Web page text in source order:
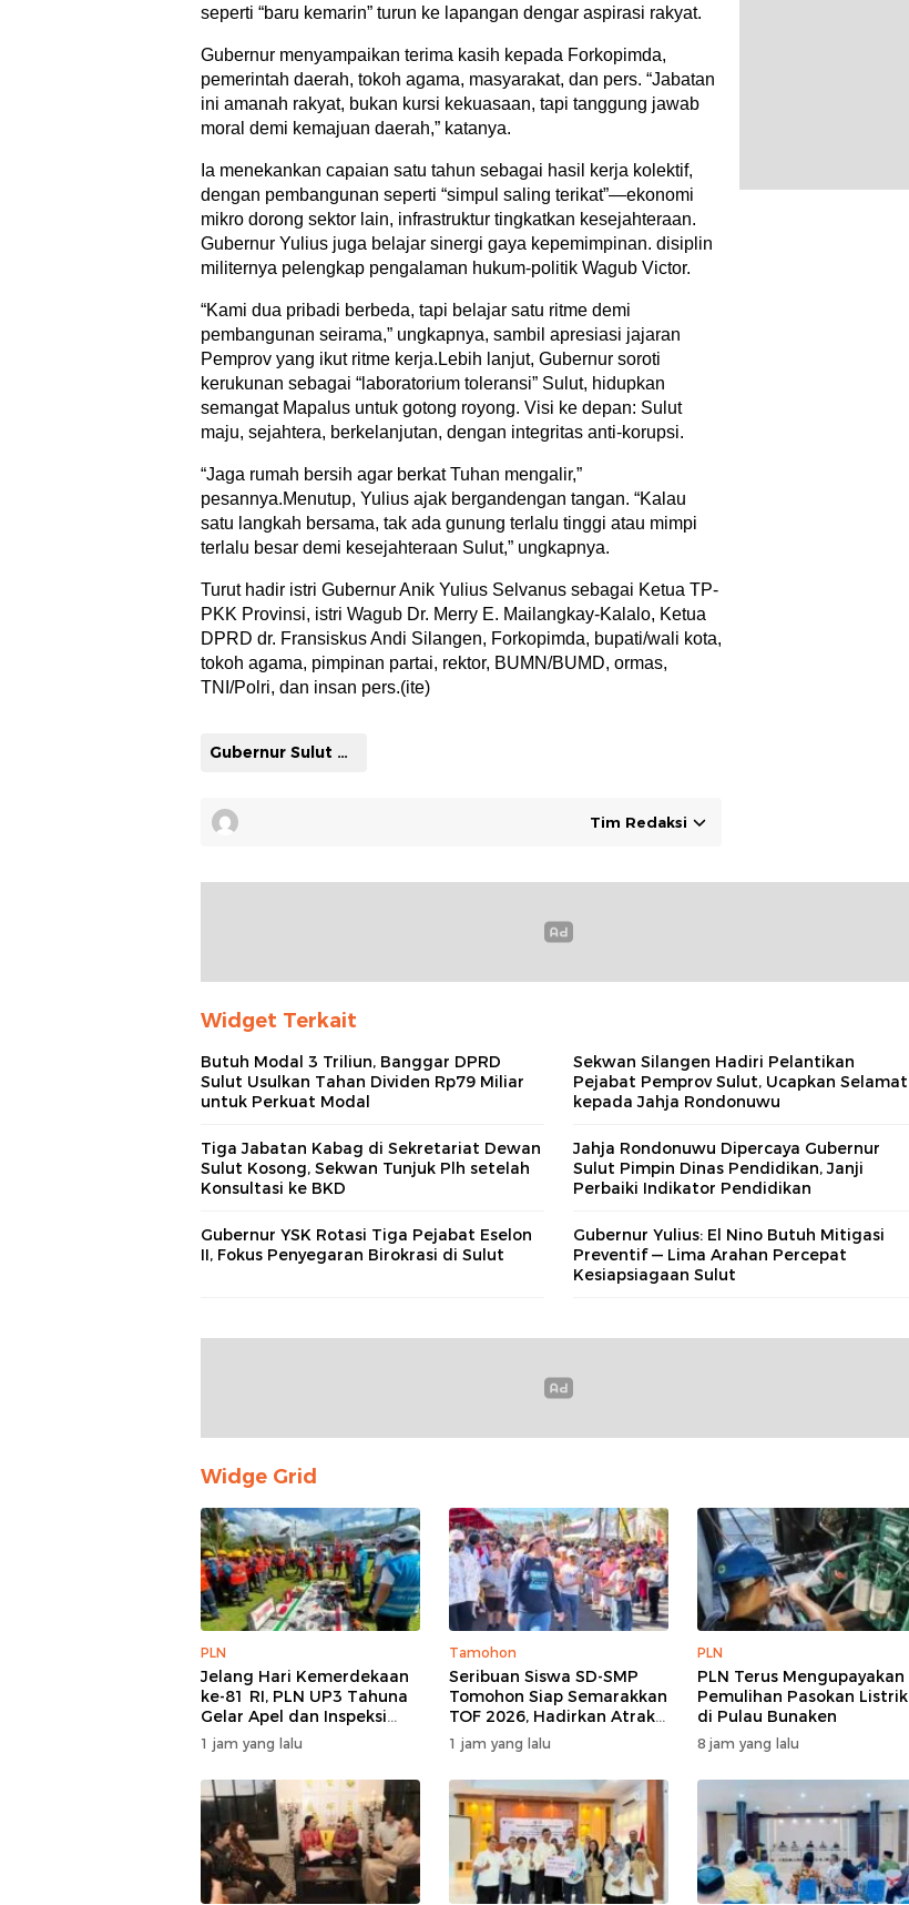
seperti “baru kemarin” turun ke lapangan dengar aspirasi rakyat.
Gubernur menyampaikan terima kasih kepada Forkopimda,
pemerintah daerah, tokoh agama, masyarakat, dan pers. “Jabatan
ini amanah rakyat, bukan kursi kekuasaan, tapi tanggung jawab
moral demi kemajuan daerah,” katanya.
Ia menekankan capaian satu tahun sebagai hasil kerja kolektif,
dengan pembangunan seperti “simpul saling terikat”—ekonomi
mikro dorong sektor lain, infrastruktur tingkatkan kesejahteraan.
Gubernur Yulius juga belajar sinergi gaya kepemimpinan. disiplin
militernya pelengkap pengalaman hukum-politik Wagub Victor.
“Kami dua pribadi berbeda, tapi belajar satu ritme demi
pembangunan seirama,” ungkapnya, sambil apresiasi jajaran
Pemprov yang ikut ritme kerja.Lebih lanjut, Gubernur soroti
kerukunan sebagai “laboratorium toleransi” Sulut, hidupkan
semangat Mapalus untuk gotong royong. Visi ke depan: Sulut
maju, sejahtera, berkelanjutan, dengan integritas anti-korupsi.
“Jaga rumah bersih agar berkat Tuhan mengalir,”
pesannya.Menutup, Yulius ajak bergandengan tangan. “Kalau
satu langkah bersama, tak ada gunung terlalu tinggi atau mimpi
terlalu besar demi kesejahteraan Sulut,” ungkapnya.
Turut hadir istri Gubernur Anik Yulius Selvanus sebagai Ketua TP-
PKK Provinsi, istri Wagub Dr. Merry E. Mailangkay-Kalalo, Ketua
DPRD dr. Fransiskus Andi Silangen, Forkopimda, bupati/wali kota,
tokoh agama, pimpinan partai, rektor, BUMN/BUMD, ormas,
TNI/Polri, dan insan pers.(ite)
Gubernur Sulut Yulius Selvanus
Tim Redaksi
Widget Terkait
Butuh Modal 3 Triliun, Banggar DPRD
Sulut Usulkan Tahan Dividen Rp79 Miliar
untuk Perkuat Modal
Sekwan Silangen Hadiri Pelantikan
Pejabat Pemprov Sulut, Ucapkan Selamat
kepada Jahja Rondonuwu
Tiga Jabatan Kabag di Sekretariat Dewan
Sulut Kosong, Sekwan Tunjuk Plh setelah
Konsultasi ke BKD
Jahja Rondonuwu Dipercaya Gubernur
Sulut Pimpin Dinas Pendidikan, Janji
Perbaiki Indikator Pendidikan
Gubernur YSK Rotasi Tiga Pejabat Eselon
II, Fokus Penyegaran Birokrasi di Sulut
Gubernur Yulius: El Nino Butuh Mitigasi
Preventif — Lima Arahan Percepat
Kesiapsiagaan Sulut
Widge Grid
PLN
Jelang Hari Kemerdekaan
ke-81 RI, PLN UP3 Tahuna
Gelar Apel dan Inspeksi
Peralatan Guna Pastikan
Keandalan Listrik
Kepulauan Nusa Utara
1 jam yang lalu
Tamohon
Seribuan Siswa SD-SMP
Tomohon Siap Semarakkan
TOF 2026, Hadirkan Atraksi
Kolosal dan Harmoni Seni
Budaya
1 jam yang lalu
PLN
PLN Terus Mengupayakan
Pemulihan Pasokan Listrik
di Pulau Bunaken
8 jam yang lalu